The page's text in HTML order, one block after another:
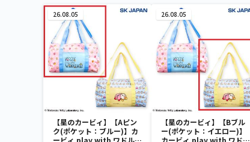
26.08.05
【星のカービィ】【Aピン
ク(ポケット：ブルー)】カ
26.08.05
【星のカービィ】【Bブル
ー(ポケット：イエロー)】